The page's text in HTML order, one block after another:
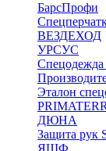
БарсПрофи
ВЕЗДЕХОД
УРСУС
Эталон
ДЮНА
Защита рук
ЯШФ